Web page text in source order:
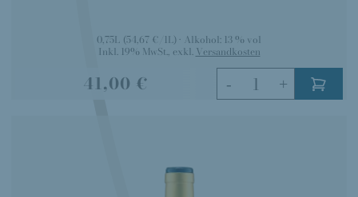
0,75L (54,67 €/1L) Alkohol: 13 % vol
41,00 €
Inkl. 19% MwSt., exkl. Versandkosten
- +